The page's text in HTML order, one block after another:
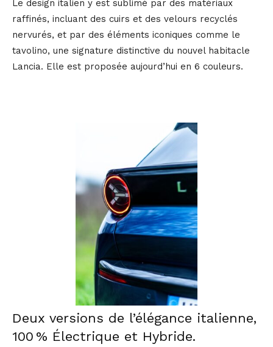
Le design italien y est sublimé par des matériaux
raffinés, incluant des cuirs et des velours recyclés
nervurés, et par des éléments iconiques comme le
tavolino, une signature distinctive du nouvel habitacle
Lancia. Elle est proposée aujourd’hui en 6 couleurs.
Deux versions de l’élégance italienne,
100 % Électrique et Hybride.